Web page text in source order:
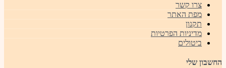
צרו קשר
מפת האתר
תקנון
מדיניות הפרטיות
ביטולים
החשבון שלי